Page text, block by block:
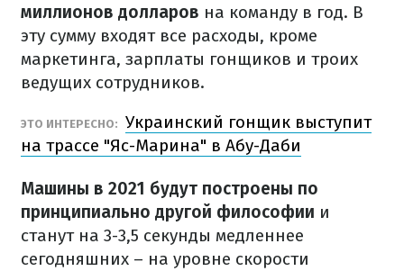
миллионов долларов на команду в год. В
эту сумму входят все расходы, кроме
маркетинга, зарплаты гонщиков и троих
ведущих сотрудников.
ЭТО ИНТЕРЕСНО: Украинский гонщик выступит
на трассе "Яс-Марина" в Абу-Даби
Машины в 2021 будут построены по
принципиально другой философии и
станут на 3-3,5 секунды медленнее
сегодняшних – на уровне скорости